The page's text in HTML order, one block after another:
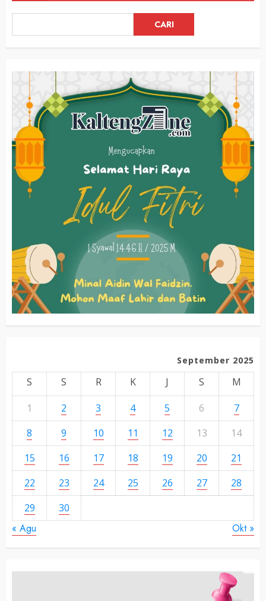
CARI
September 2025
S S R K J S
M
1
2 3 4 5 6
7
8
9 10 11 12 13
14
15
16 17 18 19 20
21
22
23 24 25 26 27
28
29
30
« Agu Okt »